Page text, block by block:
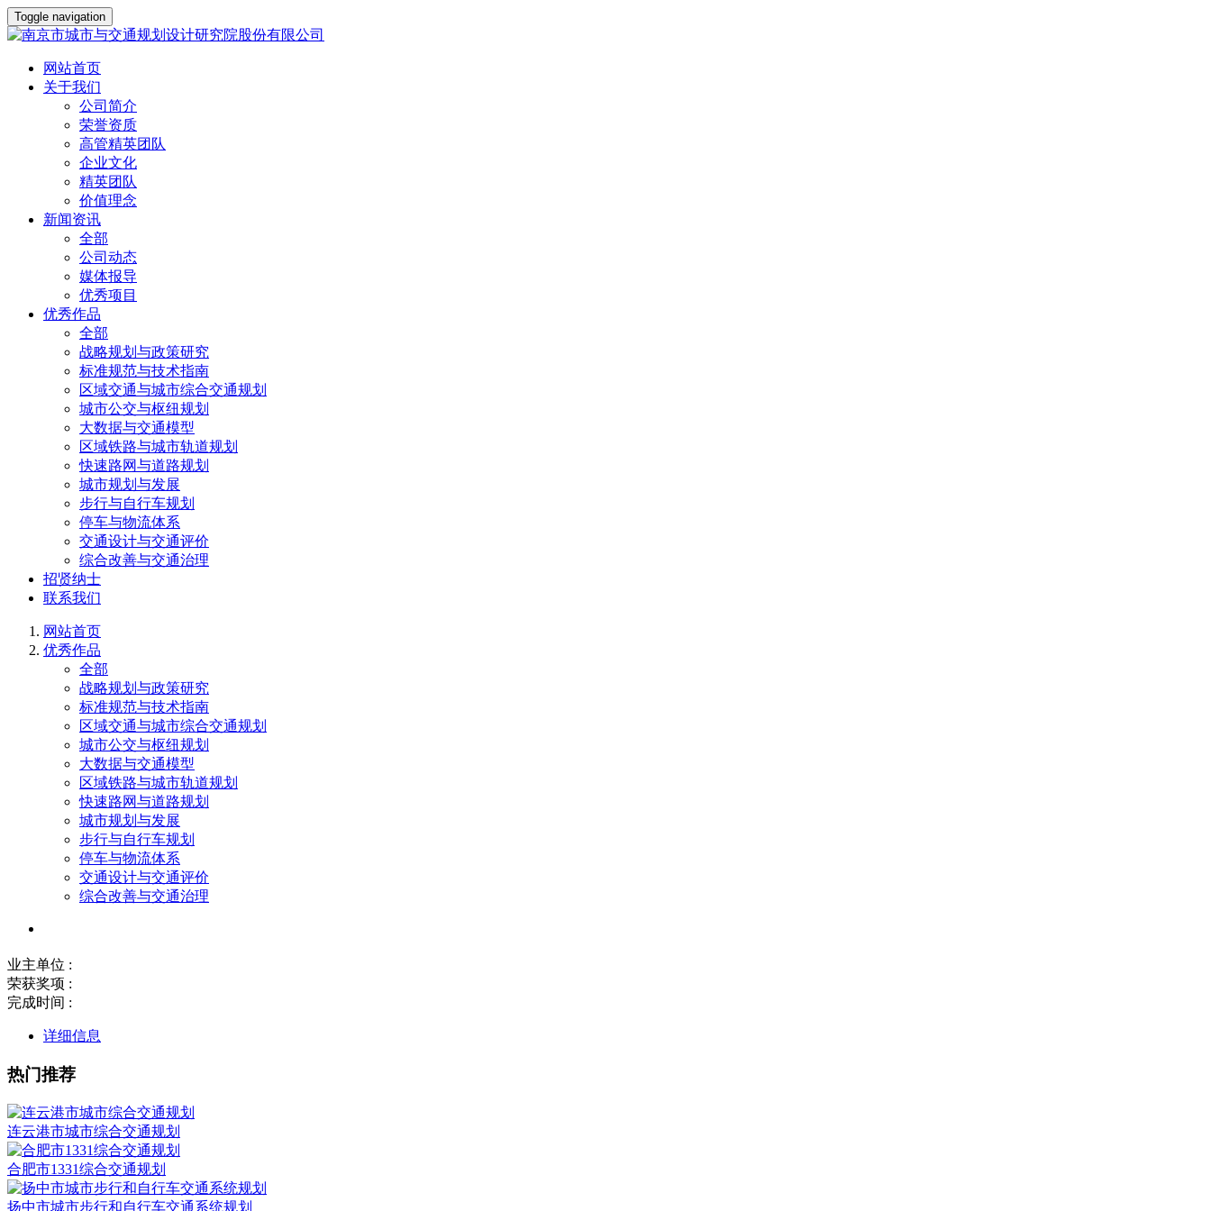
Toggle navigation
网站首页
关于我们
公司简介
荣誉资质
高管精英团队
企业文化
精英团队
价值理念
新闻资讯
全部
公司动态
媒体报导
优秀项目
优秀作品
全部
战略规划与政策研究
标准规范与技术指南
区域交通与城市综合交通规划
城市公交与枢纽规划
大数据与交通模型
区域铁路与城市轨道规划
快速路网与道路规划
城市规划与发展
步行与自行车规划
停车与物流体系
交通设计与交通评价
综合改善与交通治理
招贤纳士
联系我们
网站首页
优秀作品
全部
战略规划与政策研究
标准规范与技术指南
区域交通与城市综合交通规划
城市公交与枢纽规划
大数据与交通模型
区域铁路与城市轨道规划
快速路网与道路规划
城市规划与发展
步行与自行车规划
停车与物流体系
交通设计与交通评价
综合改善与交通治理
业主单位 :
荣获奖项 :
完成时间 :
详细信息
热门推荐
连云港市城市综合交通规划
合肥市1331综合交通规划
扬中市城市步行和自行车交通系统规划